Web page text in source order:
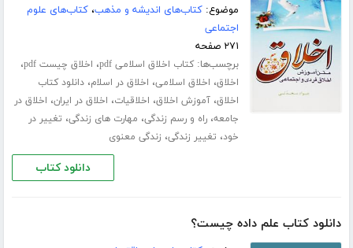
موضوع:کتاب‌های اندیشه و مذهب،کتاب‌های علوم
اجتماعی
۲۷۱ صفحه
برچسب‌ها:کتاب اخلاق اسلامی pdf ، اخلاق چیست pdf ،
اخلاق، اخلاق اسلامی، اخلاق در اسلام،دانلود کتاب
اخلاق،آموزش اخلاق، اخلاقیات، اخلاق در ایران، اخلاق در
جامعه،راه و رسم زندگی، مهارت های زندگی، تغییر در
خود، تغییر زندگی، زندگی معنوی
دانلود کتاب
دانلود کتاب علم داده چیست؟